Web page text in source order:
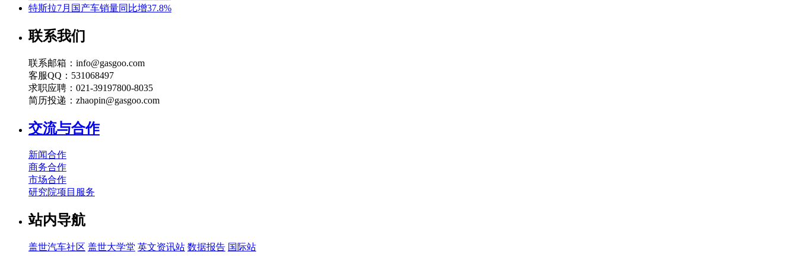
特斯拉7月国产车销量同比增37.8%
联系我们
联系邮箱：info@gasgoo.com
客服QQ：531068497
求职应聘：021-39197800-8035
简历投递：zhaopin@gasgoo.com
交流与合作
新闻合作
商务合作
市场合作
研究院项目服务
站内导航
盖世汽车社区 盖世大学堂 英文资讯站 数据报告 国际站